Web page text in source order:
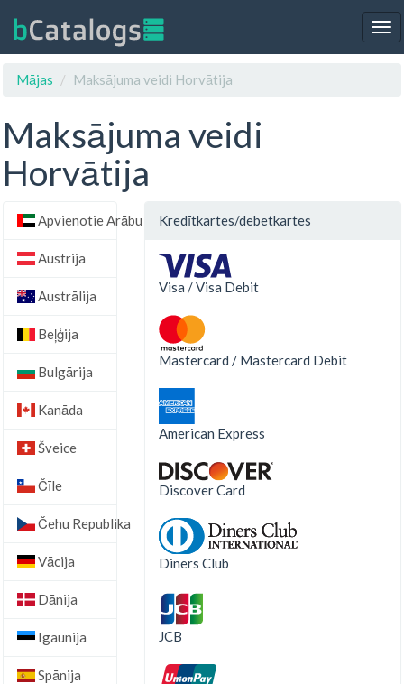
Mājas
Maksājuma veidi Horvātija
Maksājuma veidi
Horvātija
Apvienotie Arābu Emirāti
Austrija
Austrālija
Beļģija
Bulgārija
Kanāda
Šveice
Čīle
Čehu Republika
Vācija
Dānija
Igaunija
Spānija
Kredītkartes/debetkartes
Visa / Visa Debit
Mastercard / Mastercard Debit
American Express
Discover Card
Diners Club
JCB